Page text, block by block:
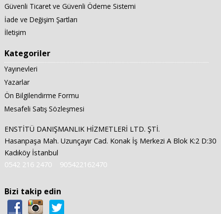
Güvenli Ticaret ve Güvenli Ödeme Sistemi
İade ve Değişim Şartları
İletişim
Kategoriler
Yayınevleri
Yazarlar
Ön Bilgilendirme Formu
Mesafeli Satış Sözleşmesi
ENSTİTÜ DANIŞMANLIK HİZMETLERİ LTD. ŞTİ.
Hasanpaşa Mah. Uzunçayır Cad. Konak İş Merkezi A Blok K:2 D:30
Kadıköy İstanbul
0542 216 2470
905422162470
Bizi takip edin